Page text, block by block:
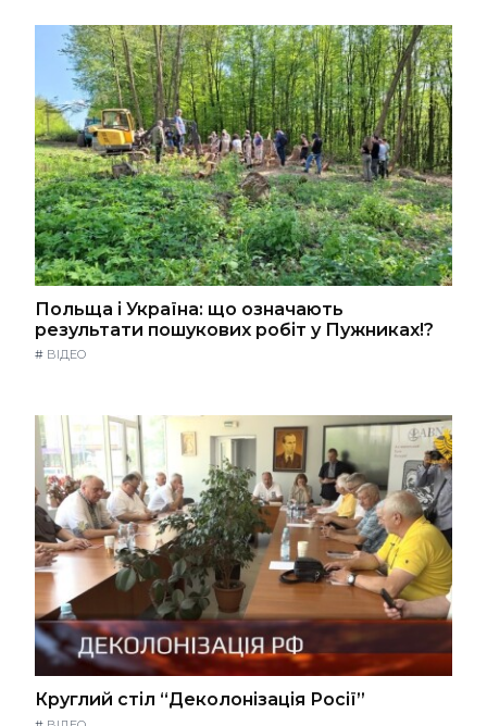
Польща і Україна: що означають
результати пошукових робіт у Пужниках!?
# ВІДЕО
Круглий стіл “Деколонізація Росії”